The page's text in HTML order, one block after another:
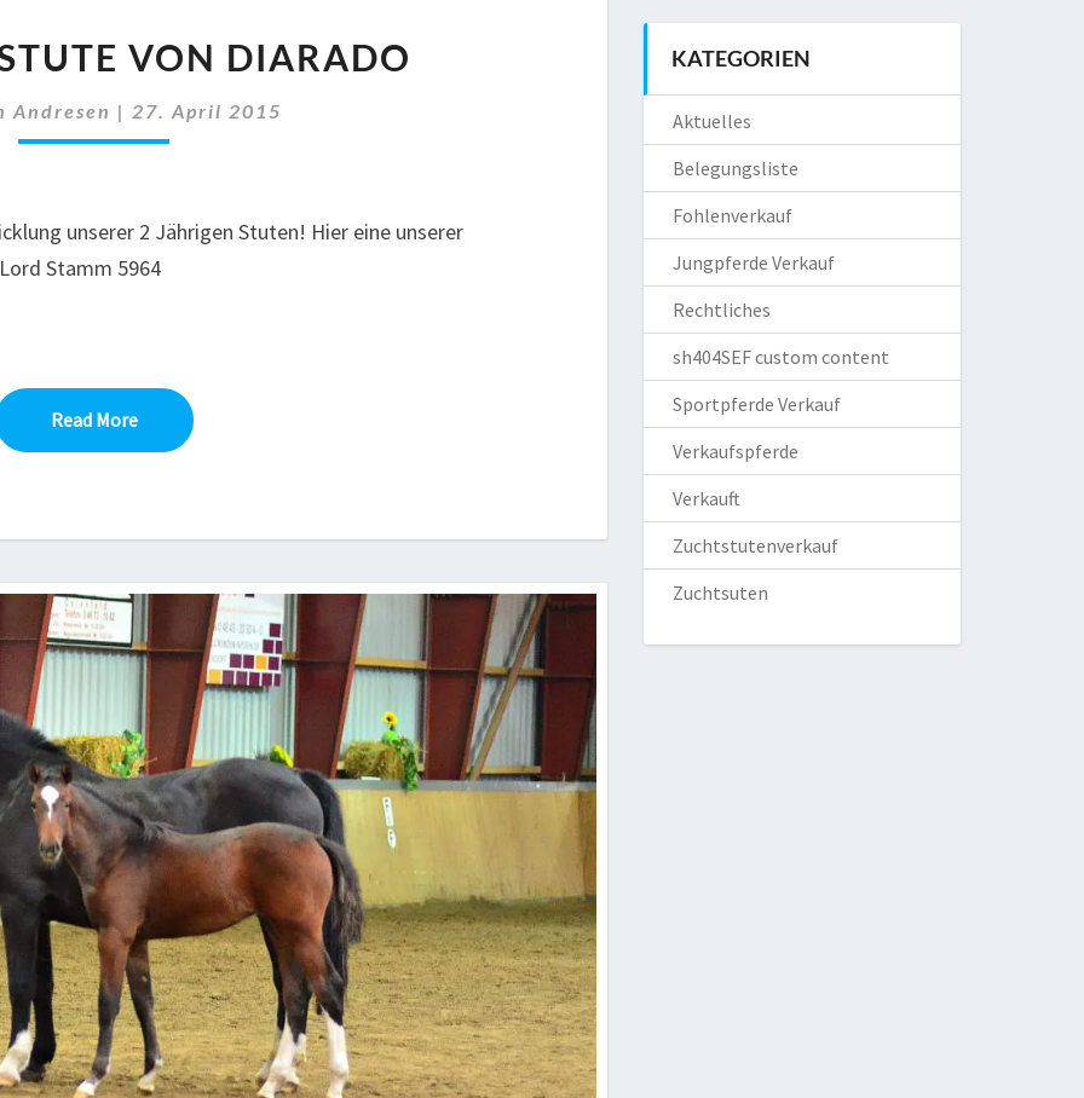
JÄHRIGE
VON
DIARADO
VON DIARADO
Andresen | 27. April 2015
unserer 2 Jährigen Stuten! Hier eine unserer
Stamm 5964
Read MoreRead More
KATEGORIEN
Aktuelles
Belegungsliste
Fohlenverkauf
Jungpferde Verkauf
Rechtliches
sh404SEF custom content
Sportpferde Verkauf
Verkaufspferde
Verkauft
Zuchtstutenverkauf
Zuchtsuten